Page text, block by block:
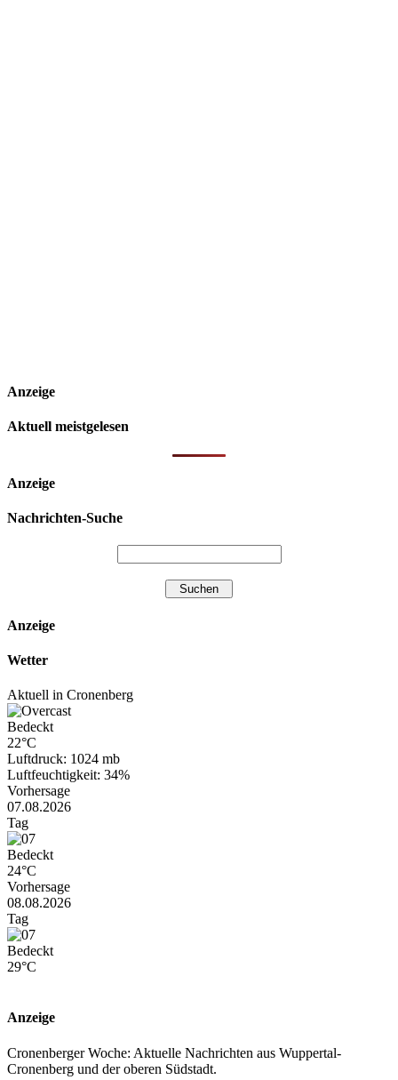
Anzeige
Aktuell meistgelesen
Anzeige
Nachrichten-Suche
Anzeige
Wetter
Aktuell in Cronenberg
Bedeckt
22°C
Luftdruck: 1024 mb
Luftfeuchtigkeit: 34%
Vorhersage
07.08.2026
Tag
Bedeckt
24°C
Vorhersage
08.08.2026
Tag
Bedeckt
29°C
Anzeige
Cronenberger Woche: Aktuelle Nachrichten aus Wuppertal-
Cronenberg und der oberen Südstadt.